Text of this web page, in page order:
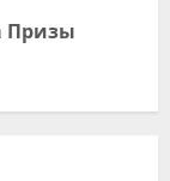
Призы